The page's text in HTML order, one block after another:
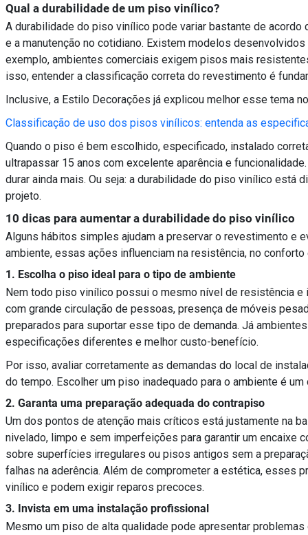
Qual a durabilidade de um piso vinílico?
A durabilidade do piso vinílico pode variar bastante de
e a manutenção no cotidiano. Existem modelos
exemplo, ambientes comerciais exigem pisos mais
isso, entender a classificação correta do revestimento é
Inclusive, a Estilo Decorações já explicou melhor esse tema
Classificação de uso dos pisos vinílicos: entenda as
Quando o piso é bem escolhido, especificado, instalado
ultrapassar 15 anos com excelente aparência e
durar ainda mais. Ou seja: a durabilidade do piso vinílico
projeto.
10 dicas para aumentar a durabilidade do piso vinílico
Alguns hábitos simples ajudam a preservar o revestimento e
ambiente, essas ações influenciam na resistência, no
1. Escolha o piso ideal para o tipo de ambiente
Nem todo piso vinílico possui o mesmo nível de resistência
com grande circulação de pessoas, presença de móveis
preparados para suportar esse tipo de demanda. Já
especificações diferentes e melhor custo-benefício.
Por isso, avaliar corretamente as demandas do local de
do tempo. Escolher um piso inadequado para o ambiente é
2. Garanta uma preparação adequada do contrapiso
Um dos pontos de atenção mais críticos está justamente na
nivelado, limpo e sem imperfeições para garantir um encaixe
sobre superfícies irregulares ou pisos antigos sem a
falhas na aderência. Além de comprometer a estética, esses
vinílico e podem exigir reparos precoces.
3. Invista em uma instalação profissional
Mesmo um piso de alta qualidade pode apresentar